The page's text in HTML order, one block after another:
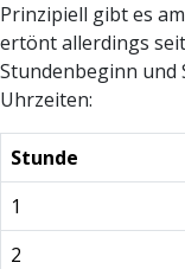
Prinzipiell gibt es
ertönt allerdings
Stundenbeginn und
Uhrzeiten:
Stunde
1
2